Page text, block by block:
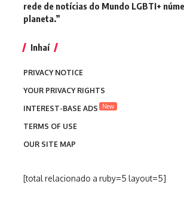
rede de notícias do Mundo LGBTI+
planeta.”
Inhaí
PRIVACY NOTICE
YOUR PRIVACY RIGHTS
INTEREST-BASE ADS
New
TERMS OF USE
OUR SITE MAP
[total relacionado a ruby=5 layout=5]